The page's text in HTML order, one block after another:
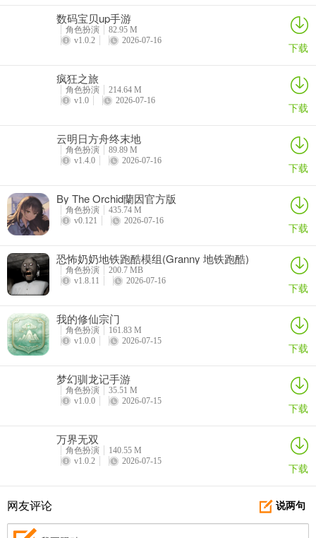
数码宝贝up手游
角色扮演
82.95 M
v1.0.2
2026-07-16 下载
疯狂之旅
角色扮演
214.64 M
v1.0
2026-07-16 下载
云明日方舟终末地
角色扮演
89.89 M
v1.4.0
2026-07-16 下载
By The Orchid蘭因官方版
角色扮演
435.74 M
v0.121
2026-07-16 下载
恐怖奶奶地铁跑酷模组(Granny 地铁跑酷)
角色扮演
200.7 MB
v1.8.11
2026-07-16 下载
我的修仙宗门
角色扮演
161.83 M
v1.0.0
2026-07-15 下载
梦幻驯龙记手游
角色扮演
35.51 M
v1.0.0
2026-07-15 下载
万界无双
角色扮演
140.55 M
v1.0.2
2026-07-15 下载
说两句
网友评论